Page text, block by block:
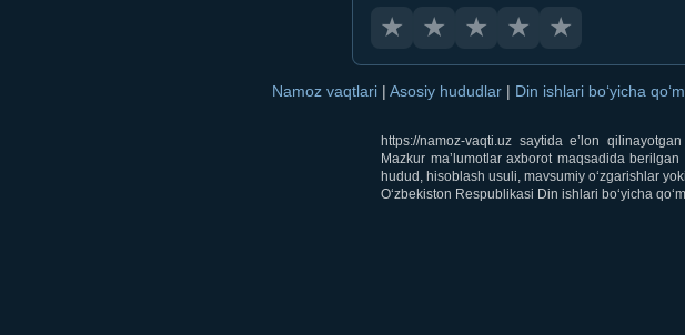
★ ★ ★ ★ ★
Namoz vaqtlari | Asosiy hududlar | Din ishlari bo‘yicha
https://namoz-vaqti.uz saytida e’lon
Mazkur ma’lumotlar axborot maqsadida
hudud, hisoblash usuli, mavsumiy o‘zgarishlar
O‘zbekiston Respublikasi Din ishlari bo‘yicha